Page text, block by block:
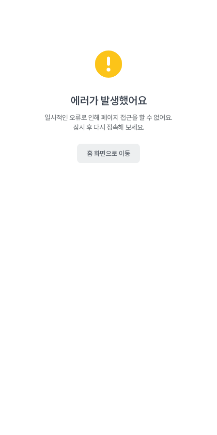
에러가 발생했어요
일시적인 오류로 인해 페이지 접근을 할 수 없어요.
잠시 후 다시 접속해 보세요.
홈 화면으로 이동